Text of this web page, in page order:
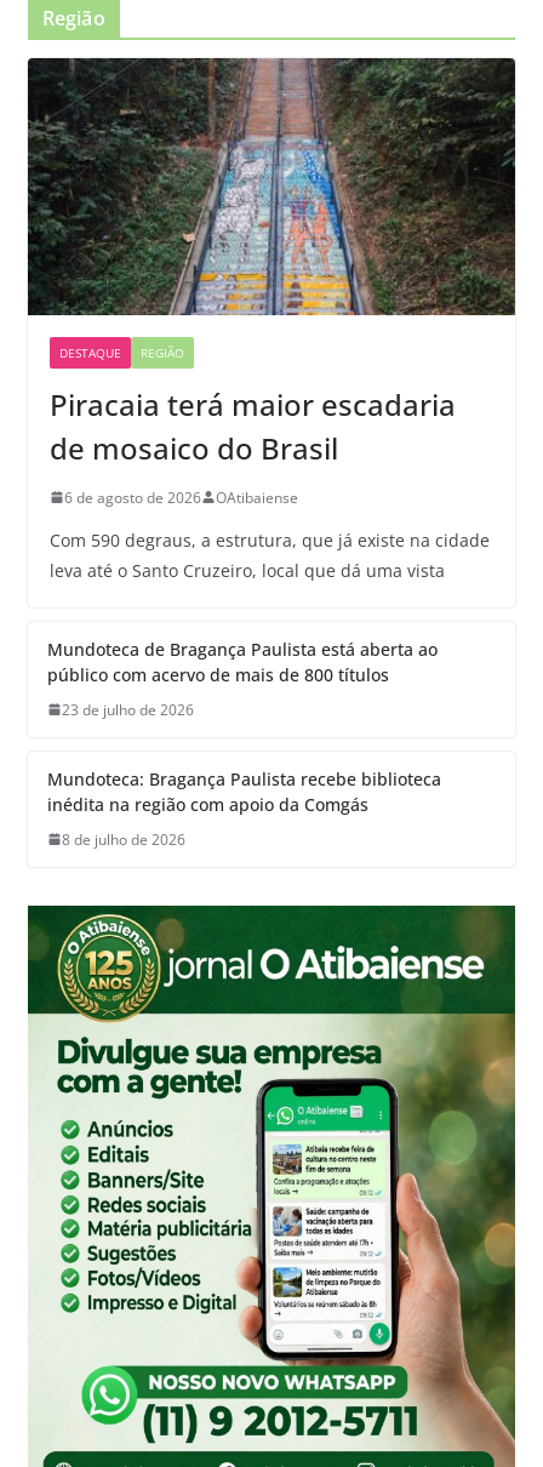
Região
DESTAQUE REGIÃO
Piracaia terá maior escadaria
de mosaico do Brasil
6 de agosto de 2026 OAtibaiense
Com 590 degraus, a estrutura, que já existe na cidade
leva até o Santo Cruzeiro, local que dá uma vista
Mundoteca de Bragança Paulista está aberta ao
público com acervo de mais de 800 títulos
23 de julho de 2026
Mundoteca: Bragança Paulista recebe biblioteca
inédita na região com apoio da Comgás
8 de julho de 2026